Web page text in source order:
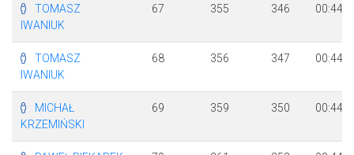
TOMASZ
IWANIUK
67 355 346
TOMASZ
IWANIUK
68 356 347
MICHAŁ
KRZEMIŃSKI
69 359 350